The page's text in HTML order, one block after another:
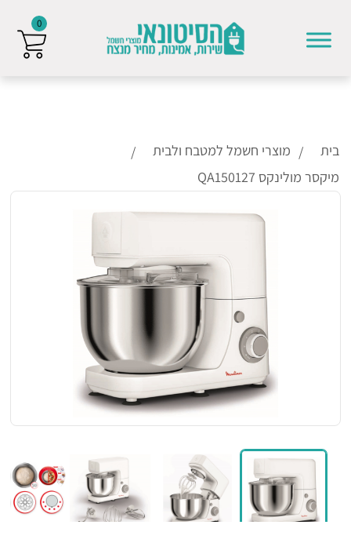
בית
מוצרי חשמל למטבח ולבית
מיקסר מולינקס QA150127
0